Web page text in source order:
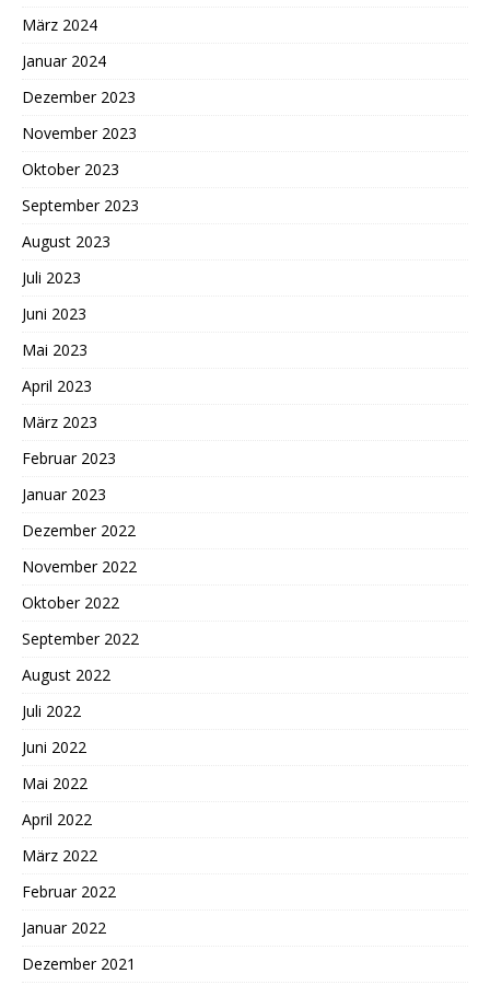
März 2024
Januar 2024
Dezember 2023
November 2023
Oktober 2023
September 2023
August 2023
Juli 2023
Juni 2023
Mai 2023
April 2023
März 2023
Februar 2023
Januar 2023
Dezember 2022
November 2022
Oktober 2022
September 2022
August 2022
Juli 2022
Juni 2022
Mai 2022
April 2022
März 2022
Februar 2022
Januar 2022
Dezember 2021